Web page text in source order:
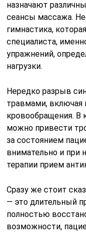
назначают
сеансы массажа.
гимнастика,
специалиста,
упражнений,
нагрузки.
Нередко разрыв
травмами, включая
кровообращения. В
можно привести
за состоянием
внимательно и при
терапии прием
Сразу же стоит
— это длительный
полностью
возможности,